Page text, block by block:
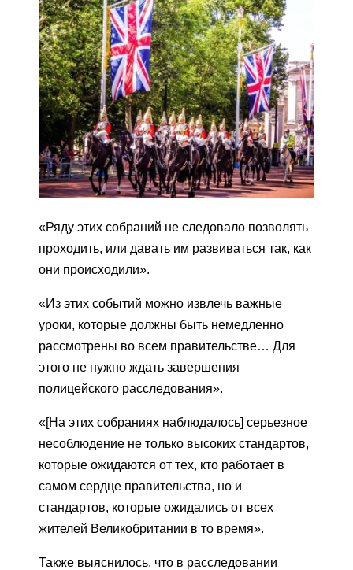
«Ряду этих собраний не следовало позволять
проходить, или давать им развиваться так, как
они происходили».
«Из этих событий можно извлечь важные
уроки, которые должны быть немедленно
рассмотрены во всем правительстве… Для
этого не нужно ждать завершения
полицейского расследования».
«[На этих собраниях наблюдалось] серьезное
несоблюдение не только высоких стандартов,
которые ожидаются от тех, кто работает в
самом сердце правительства, но и
стандартов, которые ожидались от всех
жителей Великобритании в то время».
Также выяснилось, что в расследовании